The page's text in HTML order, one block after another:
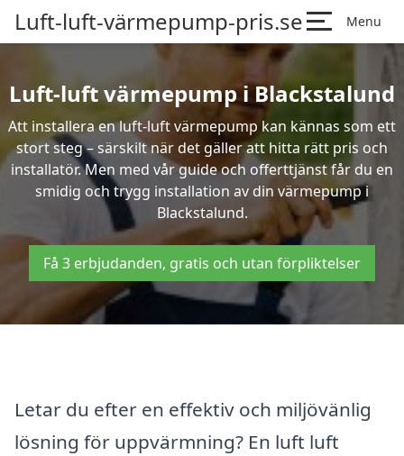
Luft-luft-värmepump-pris.se Menu
Luft-luft värmepump i Blackstalund
Att installera en luft-luft värmepump kan kännas som ett
stort steg – särskilt när det gäller att hitta rätt pris och
installatör. Men med vår guide och offerttjänst får du en
smidig och trygg installation av din värmepump i
Blackstalund.
Få 3 erbjudanden, gratis och utan förpliktelser
Letar du efter en effektiv och miljövänlig
lösning för uppvärmning? En luft luft